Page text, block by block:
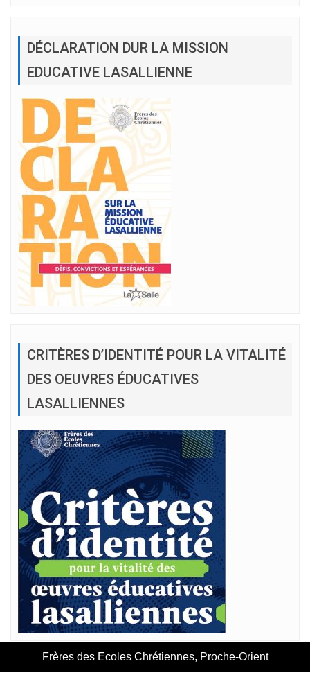
DÉCLARATION DUR LA MISSION
EDUCATIVE LASALLIENNE
CRITÈRES D’IDENTITÉ POUR LA VITALITÉ
DES OEUVRES ÉDUCATIVES
LASALLIENNES
Frères des Ecoles Chrétiennes, Proche-Orient